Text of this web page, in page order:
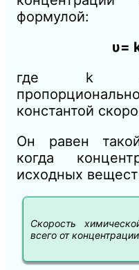
формулой:
υ=
где k —
константой
Он равен
когда
исходных
Скорость
всего от